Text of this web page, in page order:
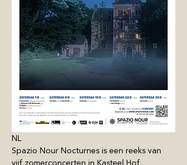
NL
Spazio Nour Nocturnes is een reeks van